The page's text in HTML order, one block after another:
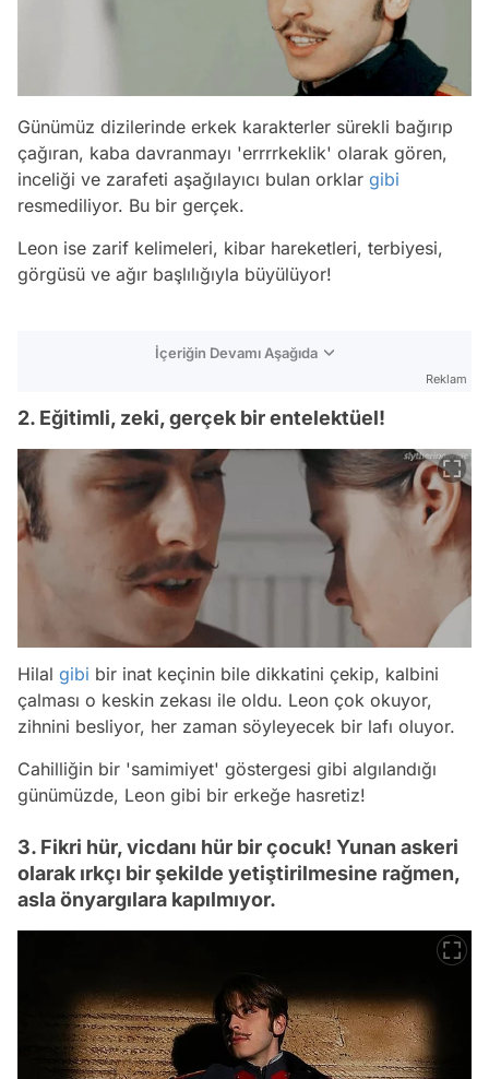
Günümüz dizilerinde erkek karakterler sürekli bağırıp
çağıran, kaba davranmayı 'errrrkeklik' olarak gören,
inceliği ve zarafeti aşağılayıcı bulan orklar gibi
resmediliyor. Bu bir gerçek.
Leon ise zarif kelimeleri, kibar hareketleri, terbiyesi,
görgüsü ve ağır başlılığıyla büyülüyor!
İçeriğin Devamı Aşağıda
Reklam
2. Eğitimli, zeki, gerçek bir entelektüel!
Hilal gibi bir inat keçinin bile dikkatini çekip, kalbini
çalması o keskin zekası ile oldu. Leon çok okuyor,
zihnini besliyor, her zaman söyleyecek bir lafı oluyor.
Cahilliğin bir 'samimiyet' göstergesi gibi algılandığı
günümüzde, Leon gibi bir erkeğe hasretiz!
3. Fikri hür, vicdanı hür bir çocuk! Yunan askeri
olarak ırkçı bir şekilde yetiştirilmesine rağmen,
asla önyargılara kapılmıyor.